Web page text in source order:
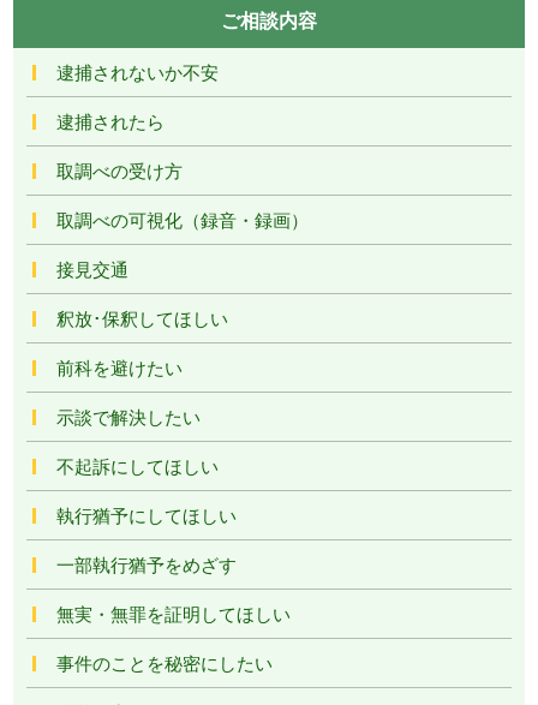
ご相談内容
逮捕されないか不安
逮捕されたら
取調べの受け方
取調べの可視化（録音・録画）
接見交通
釈放･保釈してほしい
前科を避けたい
示談で解決したい
不起訴にしてほしい
執行猶予にしてほしい
一部執行猶予をめざす
無実・無罪を証明してほしい
事件のことを秘密にしたい